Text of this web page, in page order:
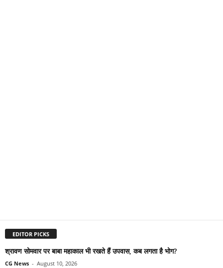
EDITOR PICKS
श्रावण सोमवार पर बाबा महाकाल भी रखते हैं उपवास, कब लगता है भोग?
CG News - August 10, 2026